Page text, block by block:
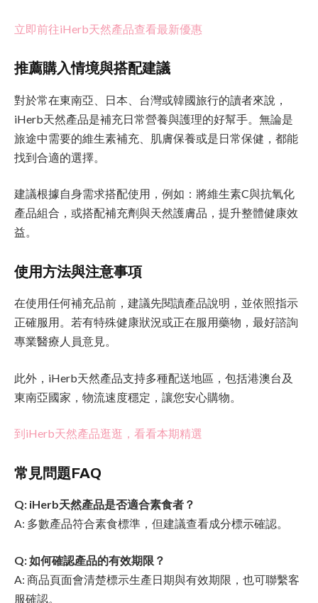
立即前往iHerb天然產品查看最新優惠
推薦購入情境與搭配建議
對於常在東南亞、日本、台灣或韓國旅行的讀者來說，
iHerb天然產品是補充日常營養與護理的好幫手。無論是
旅途中需要的維生素補充、肌膚保養或是日常保健，都能
找到合適的選擇。
建議根據自身需求搭配使用，例如：將維生素C與抗氧化
產品組合，或搭配補充劑與天然護膚品，提升整體健康效
益。
使用方法與注意事項
在使用任何補充品前，建議先閱讀產品說明，並依照指示
正確服用。若有特殊健康狀況或正在服用藥物，最好諮詢
專業醫療人員意見。
此外，iHerb天然產品支持多種配送地區，包括港澳台及
東南亞國家，物流速度穩定，讓您安心購物。
到iHerb天然產品逛逛，看看本期精選
常見問題FAQ
Q: iHerb天然產品是否適合素食者？
A: 多數產品符合素食標準，但建議查看成分標示確認。
Q: 如何確認產品的有效期限？
A: 商品頁面會清楚標示生產日期與有效期限，也可聯繫客
服確認。